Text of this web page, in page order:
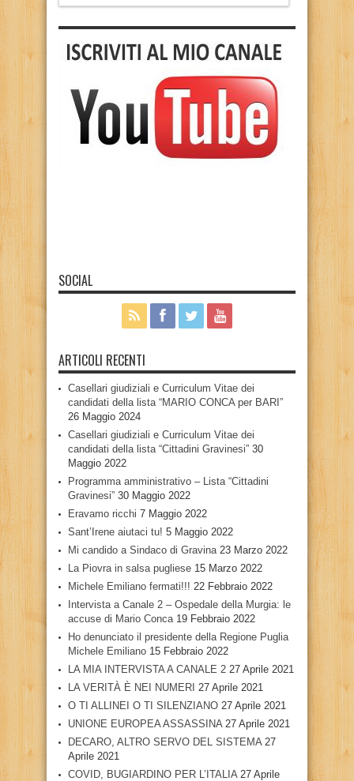
SOCIAL
ARTICOLI RECENTI
Casellari giudiziali e Curriculum Vitae dei
candidati della lista “MARIO CONCA per BARI”
26 Maggio 2024
Casellari giudiziali e Curriculum Vitae dei
candidati della lista “Cittadini Gravinesi” 30
Maggio 2022
Programma amministrativo – Lista “Cittadini
Gravinesi” 30 Maggio 2022
Eravamo ricchi 7 Maggio 2022
Sant’Irene aiutaci tu! 5 Maggio 2022
Mi candido a Sindaco di Gravina 23 Marzo 2022
La Piovra in salsa pugliese 15 Marzo 2022
Michele Emiliano fermati!!! 22 Febbraio 2022
Intervista a Canale 2 – Ospedale della Murgia: le
accuse di Mario Conca 19 Febbraio 2022
Ho denunciato il presidente della Regione Puglia
Michele Emiliano 15 Febbraio 2022
LA MIA INTERVISTA A CANALE 2 27 Aprile 2021
LA VERITÀ È NEI NUMERI 27 Aprile 2021
O TI ALLINEI O TI SILENZIANO 27 Aprile 2021
UNIONE EUROPEA ASSASSINA 27 Aprile 2021
DECARO, ALTRO SERVO DEL SISTEMA 27
Aprile 2021
COVID, BUGIARDINO PER L’ITALIA 27 Aprile